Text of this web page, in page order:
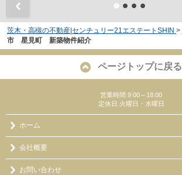
茨木・高槻の不動産|センチュリー21エステートSHIN >
市 星見町 新築物件紹介
ページトップに戻る
営業時間:9:00～18:00
定休日:火曜日・水曜日
ホーム
会社概要
お問い合わせ